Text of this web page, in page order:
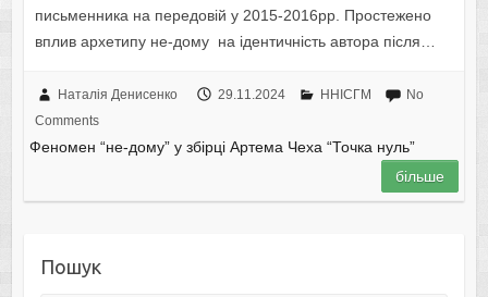
письменника на передовій у 2015-2016рр. Простежено
вплив архетипу не-дому на ідентичність автора після…
Наталія Денисенко 29.11.2024 ННІСГМ
No
Comments
Феномен “не-дому” у збірці Артема Чеха “Точка нуль”
більше
Пошук